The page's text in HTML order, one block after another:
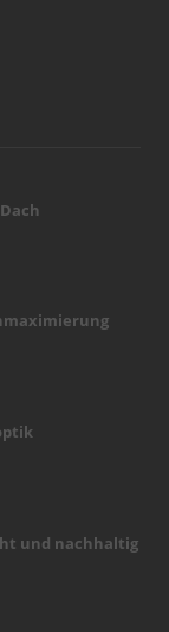
und nachhaltig